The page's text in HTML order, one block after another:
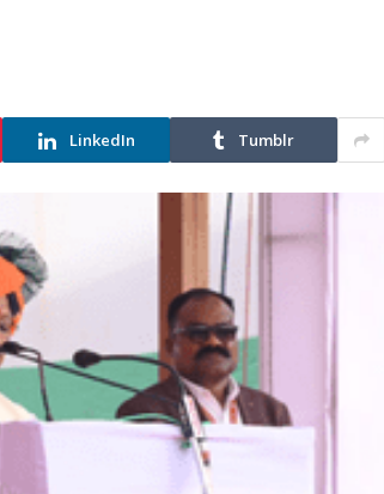
LinkedIn Tumblr